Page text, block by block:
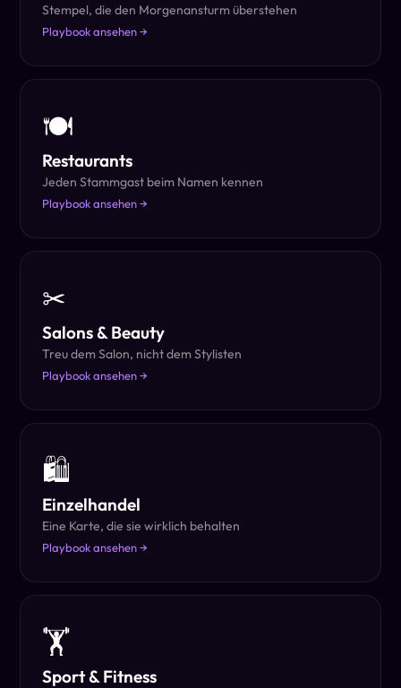
Stempel, die den Morgenansturm überstehen
Playbook ansehen →
🍽
Restaurants
Jeden Stammgast beim Namen kennen
Playbook ansehen →
✂
Salons & Beauty
Treu dem Salon, nicht dem Stylisten
Playbook ansehen →
🛍
Einzelhandel
Eine Karte, die sie wirklich behalten
Playbook ansehen →
🏋
Sport & Fitness